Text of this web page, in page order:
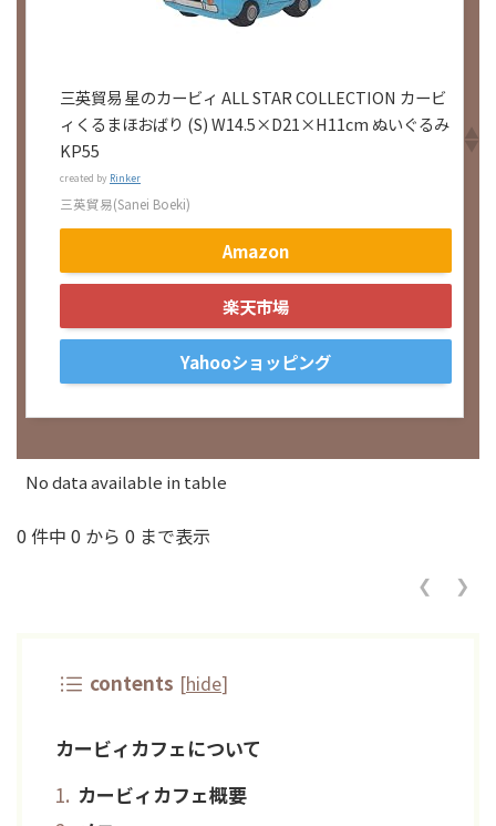
三英貿易 星のカービィ ALL STAR COLLECTION カービ
ィくるまほおばり (S) W14.5×D21×H11cm ぬいぐるみ
KP55
created by Rinker
三英貿易(Sanei Boeki)
Amazon
楽天市場
Yahooショッピング
No data available in table
0 件中 0 から 0 まで表示
❮
❯
contents [hide]
カービィカフェについて
カービィカフェ概要